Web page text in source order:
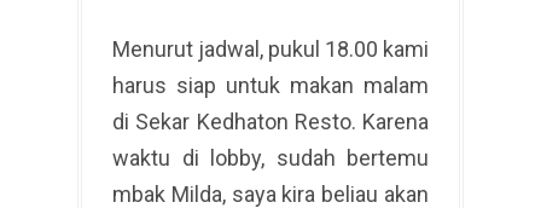
Menurut jadwal, pukul 18.00 kami
harus siap untuk makan malam
di Sekar Kedhaton Resto. Karena
waktu di lobby, sudah bertemu
mbak Milda, saya kira beliau akan